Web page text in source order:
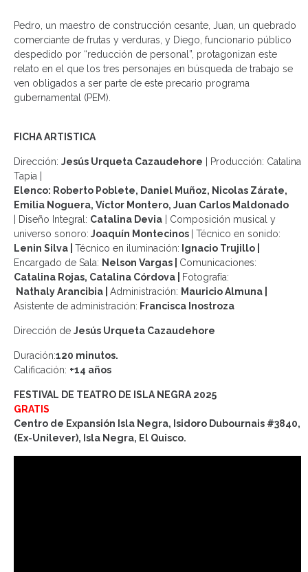
Pedro, un maestro de construcción cesante, Juan, un quebrado
comerciante de frutas y verduras, y Diego, funcionario público
despedido por “reducción de personal”, protagonizan este
relato en el que los tres personajes en búsqueda de trabajo se
ven obligados a ser parte de este precario programa
gubernamental (PEM).
FICHA ARTISTICA
Dirección: Jesús Urqueta Cazaudehore | Producción: Catalina
Tapia |
Elenco: Roberto Poblete, Daniel Muñoz, Nicolas Zárate,
Emilia Noguera, Víctor Montero, Juan Carlos Maldonado
| Diseño Integral: Catalina Devia | Composición musical y
universo sonoro: Joaquín Montecinos
| Técnico en sonido:
Lenin Silva | Técnico en iluminación: Ignacio Trujillo |
Encargado de Sala: Nelson Vargas | Comunicaciones:
Catalina Rojas, Catalina Córdova |
Fotografía:
Nathaly Arancibia | Administración: Mauricio Almuna |
Asistente de administración: Francisca Inostroza
Dirección de Jesús Urqueta Cazaudehore
Duración:120 minutos.
Calificación: +14 años
FESTIVAL DE TEATRO DE ISLA NEGRA 2025
GRATIS
Centro de Expansión Isla Negra, Isidoro Dubournais #3840,
(Ex-Unilever), Isla Negra, El Quisco.